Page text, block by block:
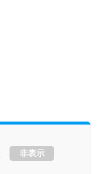
非表示